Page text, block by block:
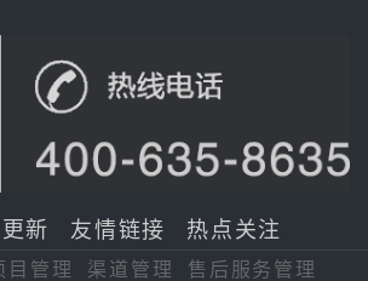
新 友情链接 热点关注
目管理 渠道管理
售后服务管理